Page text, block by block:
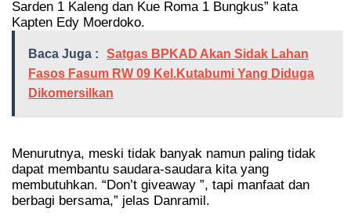
Sarden 1 Kaleng dan Kue Roma 1 Bungkus” kata
Kapten Edy Moerdoko.
Baca Juga :
Satgas BPKAD Akan Sidak Lahan
Fasos Fasum RW 09 Kel.Kutabumi Yang Diduga
Dikomersilkan
Menurutnya, meski tidak banyak namun paling tidak
dapat membantu saudara-saudara kita yang
membutuhkan. “Don’t giveaway ”, tapi manfaat dan
berbagi bersama,” jelas Danramil.